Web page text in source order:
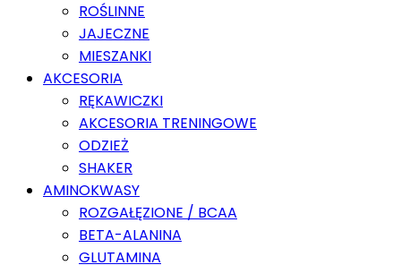
ROŚLINNE
JAJECZNE
MIESZANKI
AKCESORIA
RĘKAWICZKI
AKCESORIA TRENINGOWE
ODZIEŻ
SHAKER
AMINOKWASY
ROZGAŁĘZIONE / BCAA
BETA-ALANINA
GLUTAMINA